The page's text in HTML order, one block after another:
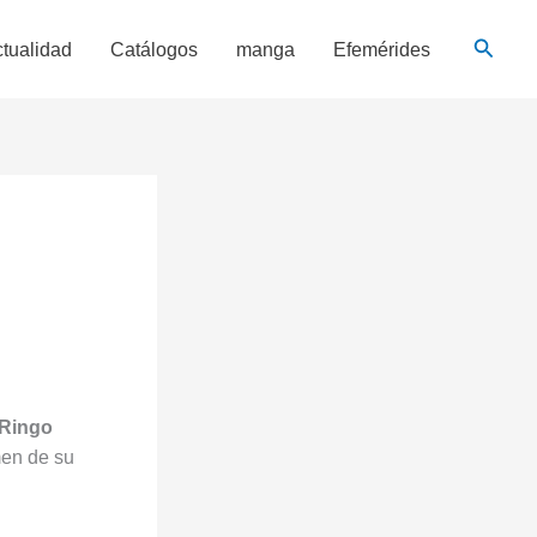
Catálogos manga Efemérides
de su